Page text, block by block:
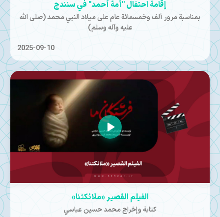
إقامة احتفال "أمة أحمد" في سنندج
بمناسبة مرور ألف وخمسمائة عام على ميلاد النبي محمد (صلى الله
عليه وآله وسلم)
2025-09-10
الفيلم القصير «ملائكتنا»
كتابة وإخراج محمد حسين عباسي